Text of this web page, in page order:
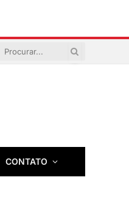
CONTATO